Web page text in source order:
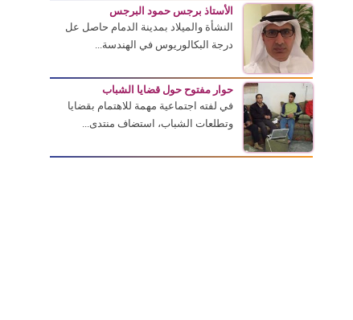
الأستاذ برجس حمود البرجس
النشأة والميلاد بمدينة الدمام حاصل عل
درجة البكالوريوس في الهندسة...
حوار مفتوح حول قضايا الشباب
في لفته اجتماعية مهمة للاهتمام بقضايا
وتطلعات الشباب، استضاف منتدى...